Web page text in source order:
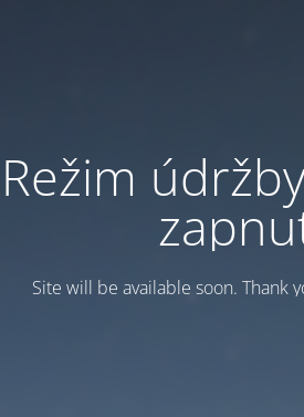
Režim
Site will be available soon. Thank